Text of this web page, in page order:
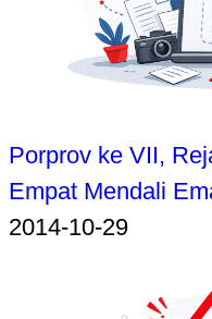
Porprov ke VII,
Empat Mendali
2014-10-29